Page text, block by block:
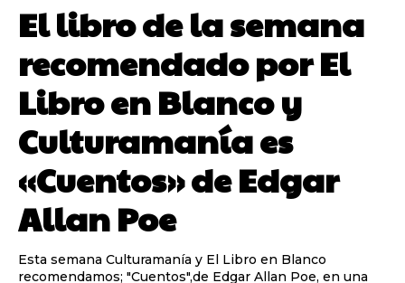
El libro de la semana
recomendado por El
Libro en Blanco y
Culturamanía es
«Cuentos» de Edgar
Allan Poe
Esta semana Culturamanía y El Libro en Blanco
recomendamos; "Cuentos",de Edgar Allan Poe, en una